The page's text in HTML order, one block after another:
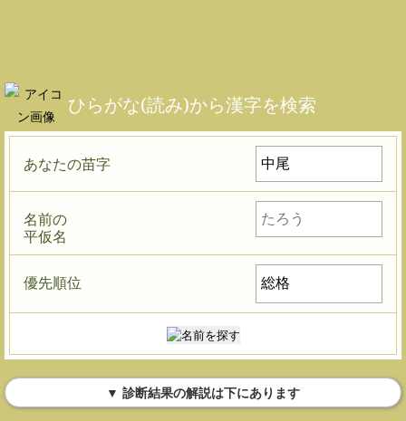
ひらがな(読み)から漢字を検索
あなたの苗字
名前の
平仮名
優先順位
▼ 診断結果の解説は下にあります